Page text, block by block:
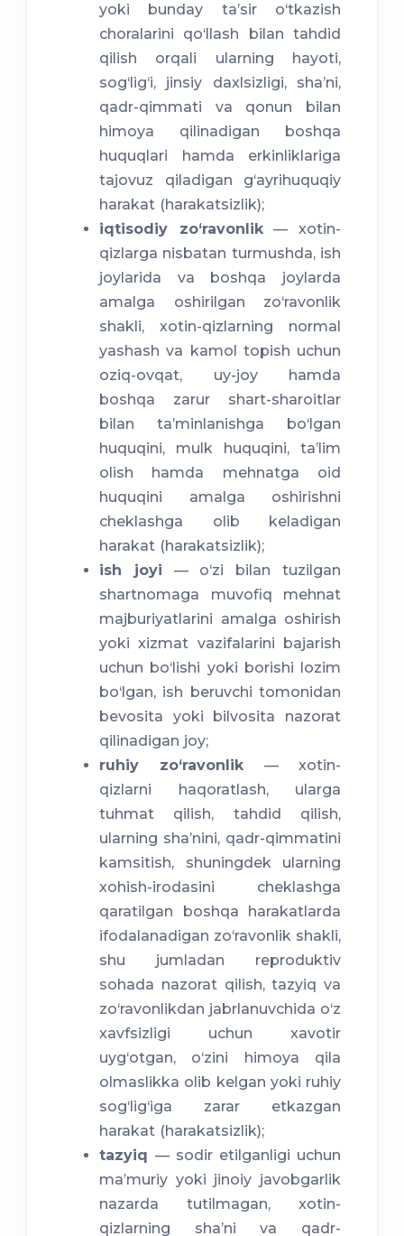
yoki bunday ta’sir o‘tkazish
choralarini qo‘llash bilan tahdid
qilish orqali ularning hayoti,
sog‘lig‘i, jinsiy daxlsizligi, sha’ni,
qadr-qimmati va qonun bilan
himoya qilinadigan boshqa
huquqlari hamda erkinliklariga
tajovuz qiladigan g‘ayrihuquqiy
harakat (harakatsizlik);
iqtisodiy zo‘ravonlik— xotin-
qizlarga nisbatan turmushda, ish
joylarida va boshqa joylarda
amalga oshirilgan zo‘ravonlik
shakli, xotin-qizlarning normal
yashash va kamol topish uchun
oziq-ovqat, uy-joy hamda
boshqa zarur shart-sharoitlar
bilan ta’minlanishga bo‘lgan
huquqini, mulk huquqini, ta’lim
olish hamda mehnatga oid
huquqini amalga oshirishni
cheklashga olib keladigan
harakat (harakatsizlik);
ish joyi — o‘zi bilan tuzilgan
shartnomaga muvofiq mehnat
majburiyatlarini amalga oshirish
yoki xizmat vazifalarini bajarish
uchun bo‘lishi yoki borishi lozim
bo‘lgan, ish beruvchi tomonidan
bevosita yoki bilvosita nazorat
qilinadigan joy;
ruhiy zo‘ravonlik— xotin-
qizlarni haqoratlash, ularga
tuhmat qilish, tahdid qilish,
ularning sha’nini, qadr-qimmatini
kamsitish, shuningdek ularning
xohish-irodasini cheklashga
qaratilgan boshqa harakatlarda
ifodalanadigan zo‘ravonlik shakli,
shu jumladan reproduktiv
sohada nazorat qilish, tazyiq va
zo‘ravonlikdan jabrlanuvchida o‘z
xavfsizligi uchun xavotir
uyg‘otgan, o‘zini himoya qila
olmaslikka olib kelgan yoki ruhiy
sog‘lig‘iga zarar etkazgan
harakat (harakatsizlik);
tazyiq — sodir etilganligi uchun
ma’muriy yoki jinoiy javobgarlik
nazarda tutilmagan, xotin-
qizlarning sha’ni va qadr-